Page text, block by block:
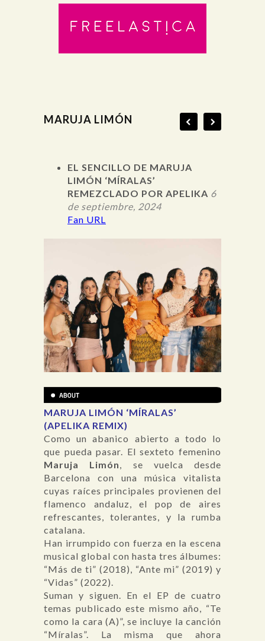
MARUJA LIMÓN
EL SENCILLO DE MARUJA
LIMÓN ‘MÍRALAS’
REMEZCLADO POR APELIKA 6
de septiembre, 2024
Fan URL
MARUJA LIMÓN ‘MÍRALAS’
(APELIKA REMIX)
Como un abanico abierto a todo lo
que pueda pasar. El sexteto femenino
Maruja Limón, se vuelca desde
Barcelona con una música vitalista
cuyas raíces principales provienen del
flamenco andaluz, el pop de aires
refrescantes, tolerantes, y la rumba
catalana.
Han irrumpido con fuerza en la escena
musical global con hasta tres álbumes:
“Más de ti” (2018), “Ante mi” (2019) y
“Vidas” (2022).
Suman y siguen. En el EP de cuatro
temas publicado este mismo año, “Te
como la cara (A)”, se incluye la canción
“Míralas”. La misma que ahora